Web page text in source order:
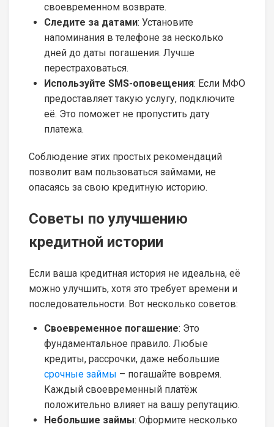
своевременном возврате.
Следите за датами: Установите
напоминания в телефоне за несколько
дней до даты погашения. Лучше
перестраховаться.
Используйте SMS-оповещения: Если МФО
предоставляет такую услугу, подключите
её. Это поможет не пропустить дату
платежа.
Соблюдение этих простых рекомендаций
позволит вам пользоваться займами, не
опасаясь за свою кредитную историю.
Советы по улучшению
кредитной истории
Если ваша кредитная история не идеальна, её
можно улучшить, хотя это требует времени и
последовательности. Вот несколько советов:
Своевременное погашение: Это
фундаментальное правило. Любые
кредиты, рассрочки, даже небольшие
срочные займы – погашайте вовремя.
Каждый своевременный платёж
положительно влияет на вашу репутацию.
Небольшие займы: Оформите несколько